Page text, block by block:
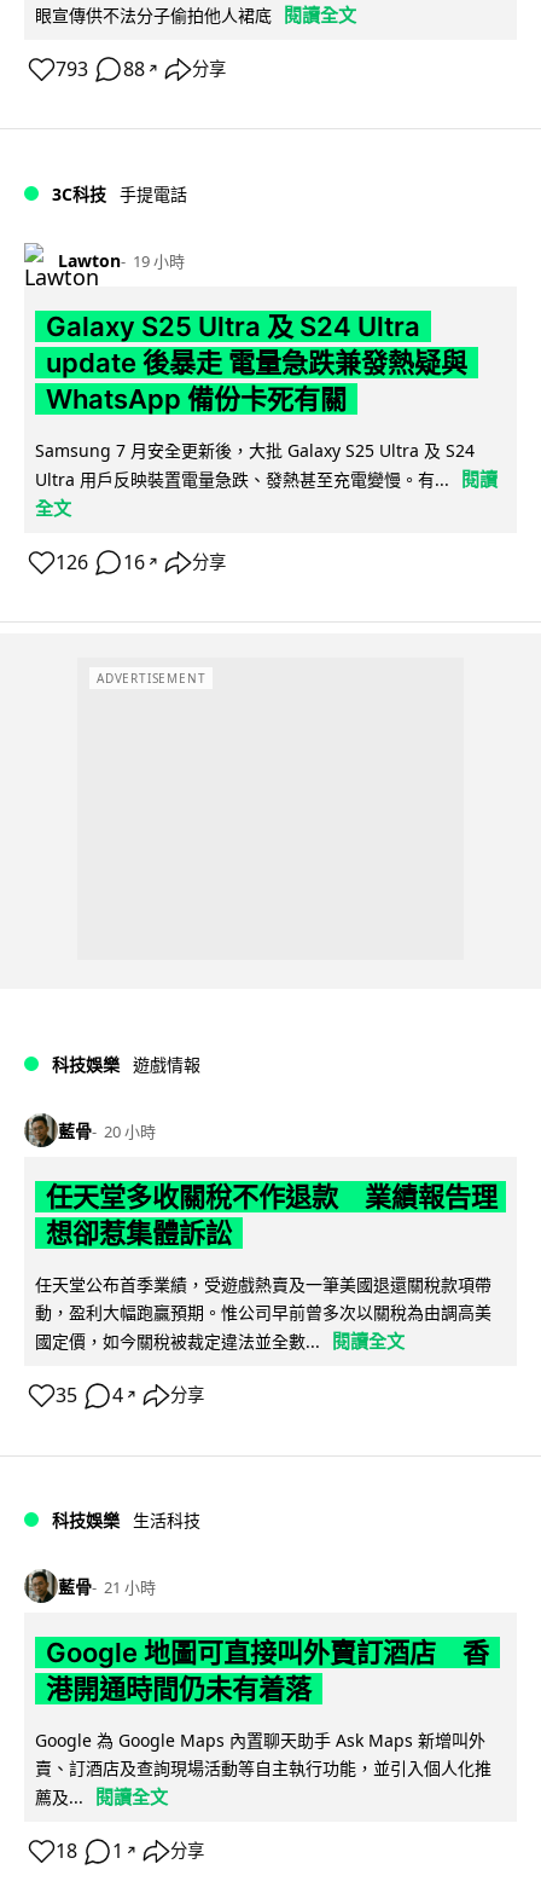
眼宣傳供不法分子偷拍他人裙底 閱讀全文
793 88 ↗ 分享
3C科技 手提電話
Lawton 19 小時
Galaxy S25 Ultra 及 S24 Ultra
update 後暴走 電量急跌兼發熱疑與
WhatsApp 備份卡死有關
Samsung 7 月安全更新後，大批 Galaxy S25 Ultra 及 S24
Ultra 用戶反映裝置電量急跌、發熱甚至充電變慢。有...
閱讀
全文
126 16 ↗ 分享
ADVERTISEMENT
科技娛樂 遊戲情報
藍骨 20 小時
任天堂多收關稅不作退款 業績報告理
想卻惹集體訴訟
任天堂公布首季業績，受遊戲熱賣及一筆美國退還關稅款項帶
動，盈利大幅跑贏預期。惟公司早前曾多次以關稅為由調高美
國定價，如今關稅被裁定違法並全數...
閱讀全文
35 4 ↗ 分享
科技娛樂 生活科技
藍骨 21 小時
Google 地圖可直接叫外賣訂酒店 香
港開通時間仍未有着落
Google 為 Google Maps 內置聊天助手 Ask Maps 新增叫外
賣、訂酒店及查詢現場活動等自主執行功能，並引入個人化推
薦及...
閱讀全文
18 1 ↗ 分享